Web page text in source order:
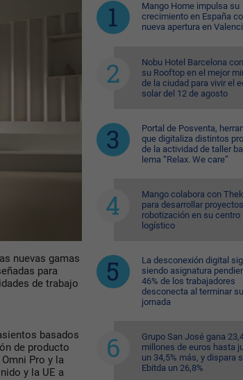
nuevas gamas
para
de trabajo
basados
de producto
Pro y la
y la UE a
Mango Home impulsa su
crecimiento en España
nueva apertura en
Nobu Hotel Barcelona
su Rooftop en el mejor
de la ciudad para vivir el
solar del 12 de agosto
Portal de Posventa,
que digitaliza distintos
de la actividad de taller
lema “Relax. We care”
Mango colabora con
para desarrollar
robotización en su centro
logístico
La desconexión digital
siendo asignatura
46% de los trabajadores
desconecta al terminar su
jornada
Grupo San José gana
millones de euros hasta
un 34,5% más, y dispara
Ebitda un 26,8%